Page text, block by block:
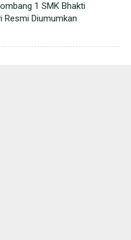
1 SMK Bhakti
Resmi Diumumkan